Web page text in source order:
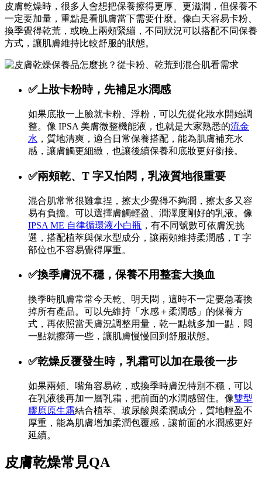
皮膚乾燥時，很多人會想把保養擦得更厚、更滋潤，但保養不
一定要加量，重點是看肌膚當下需要什麼。像白天容易卡粉、
換季覺得乾荒，或晚上兩頰緊繃，不同狀況可以搭配不同保養
方式，讓肌膚維持比較舒服的狀態。
✅上妝卡粉時，先補足水潤感
如果底妝一上臉就卡粉、浮粉，可以先從化妝水開始調
整。像 IPSA 美膚微整機能液，也就是大家熟悉的流金
水 ，質地清爽，適合日常保養搭配，能為肌膚補充水
感，讓膚觸更細緻，也讓後續保養和底妝更好銜接。
✅兩頰乾、T 字又怕悶，乳液質地很重要
混合肌常常很難拿捏，擦太少覺得不夠潤，擦太多又容
易有負擔。可以選擇膚觸輕盈、潤澤度剛好的乳液。像
IPSA ME 自律循環液小白瓶 ，有不同號數可依膚況挑
選，搭配植萃與保水型成分，讓兩頰維持柔潤感，T 字
部位也不容易覺得厚重。
✅換季膚況不穩，保養不用整套大換血
換季時肌膚常常今天乾、明天悶，這時不一定要急著換
掉所有產品。可以先維持「水感＋柔潤感」的保養方
式，再依照當天膚況調整用量，乾一點就多加一點，悶
一點就擦薄一些，讓肌膚慢慢回到舒服狀態。
✅乾燥反覆發生時，乳霜可以加在最後一步
如果兩頰、嘴角容易乾，或換季時膚況特別不穩，可以
在乳液後再加一層乳霜，把前面的水潤感留住。像雙型
膠原原生霜結合植萃、玻尿酸與柔潤成分，質地輕盈不
厚重，能為肌膚增加柔潤包覆感，讓前面的水潤感更好
延續。
皮膚乾燥常見QA